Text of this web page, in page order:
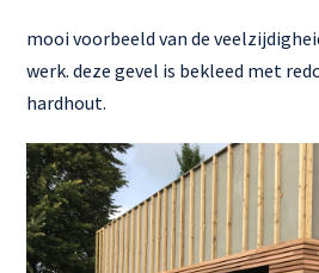
mooi voorbeeld van de
werk. deze gevel is bekleed met
hardhout.